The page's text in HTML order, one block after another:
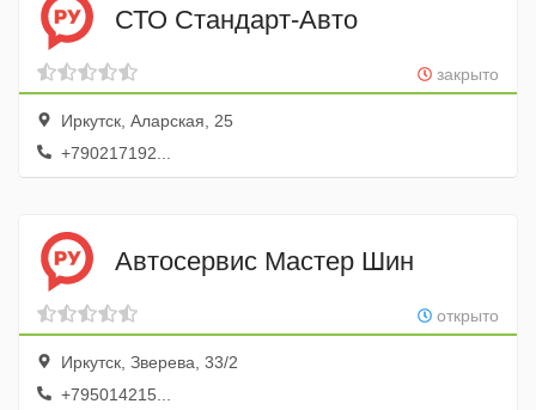
СТО Стандарт-Авто
закрыто
Иркутск, Аларская, 25
+790217192...
Автосервис Мастер Шин
открыто
Иркутск, Зверева, 33/2
+795014215...